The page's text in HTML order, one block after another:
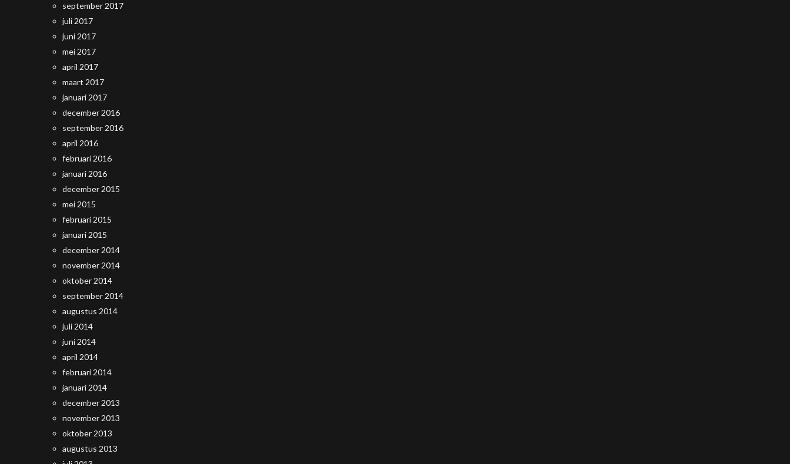
september 2017
juli 2017
juni 2017
mei 2017
april 2017
maart 2017
januari 2017
december 2016
september 2016
april 2016
februari 2016
januari 2016
december 2015
mei 2015
februari 2015
januari 2015
december 2014
november 2014
oktober 2014
september 2014
augustus 2014
juli 2014
juni 2014
april 2014
februari 2014
januari 2014
december 2013
november 2013
oktober 2013
augustus 2013